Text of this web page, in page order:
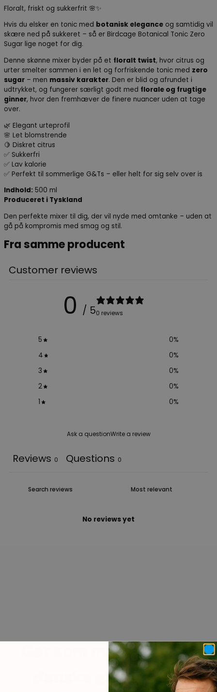
Floralt, friskt og sukkerfrit 🌸✨
Hvis du elsker en tonic med botanisk elegance og samtidig vil
skære ned på sukkeret – så er Birdcage Botanical Tonic Zero
Sugar lige noget for dig.
Denne skønne mixer byder på et floralt twist, hvor citrus og
urter smelter sammen i en let og forfriskende tonic med zero
sugar – men massiv karakter. Den er blid og afrundet i
udtrykket, og fungerer særligt godt med florale og frugtige
ginner, hvor den fremhæver de finere nuancer uden at tage
over.
🌿 Elegant urteprofil
🌸 Let blomstrende
🍋 Diskret citrus
✅ Sukkerfri
✅ Lav kalorie
✅ Perfekt til sommerlige G&Ts – eller helt for sig selv over is
Indhold: 500 ml
Produceret i Tyskland
Den perfekte mixer til dig, der vil nyde med omtanke – uden at
gå på kompromis med smag og stil.
Fra samme producent
Customer reviews
0 / 50 reviews
5 0%
4
0%
3
0%
2
0%
1
0%
Ask a questionWrite a review
Reviews 0 Questions 0
No reviews yet
Gør som mange andre
danske ginelskere.